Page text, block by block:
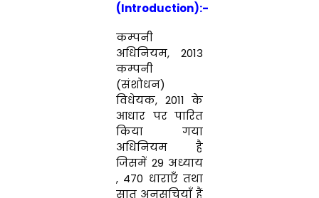
(Introduction):-
कम्पनी
अधिनियम,2013
कम्पनी
(संशोधन)
विधेयक, 2011के
आधार पर पारित
किया गया
अधिनियमहै
जिसमें 29 अध्याय
, 470 धाराएँतथा
सात अनुसूचियाँहैं